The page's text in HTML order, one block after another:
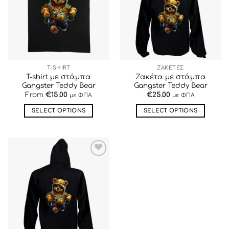
ΕΠΙΘΥΜΙΏΝ
T-SHIRT
T-shirt με στάμπα
Gangster Teddy Bear
From €15.00 με ΦΠΑ
SELECT OPTIONS
προϊόν
έχει
πολλαπλές
παραλλαγές.
Οι
επιλογές
μπορούν
ΕΠΙΘΥΜΙΏΝ
ΖΑΚΕΤΕΣ
Ζακέτα με στάμπα
Gangster Teddy Bear
€25.00 με ΦΠΑ
SELECT OPTIONS
ΠΡΟΣΘΉΚΗ
ΣΤΗΝ ΛΊΣΤΑ
ΕΠΙΘΥΜΙΏΝ